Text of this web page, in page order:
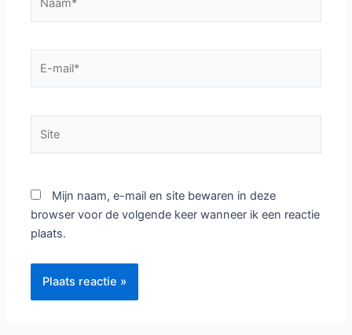
mail*
Mijn naam, e-mail en site bewaren in deze
browser voor de volgende keer wanneer ik een reactie
plaats.